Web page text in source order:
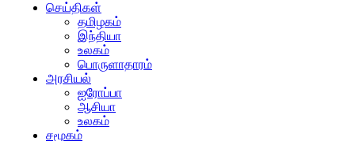
செய்திகள்
தமிழகம்
இந்தியா
உலகம்
பொருளாதாரம்
அரசியல்
ஐரோப்பா
ஆசியா
உலகம்
சமூகம்